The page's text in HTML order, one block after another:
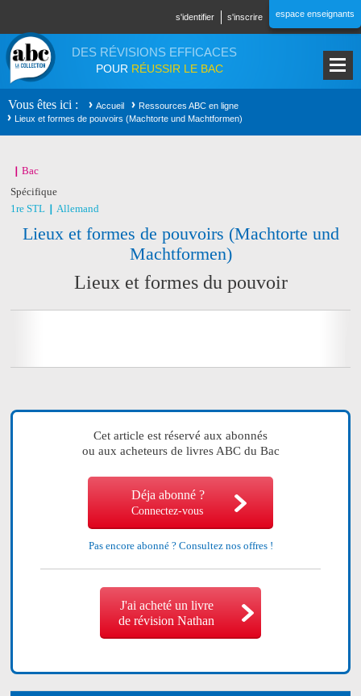
s'identifier s'inscrire espace enseignants
DES RÉVISIONS EFFICACES
POUR RÉUSSIR LE BAC
Vous êtes ici Accueil
Ressources ABC en ligne
Lieux et formes de pouvoirs (Machtorte und Machtformen)
Bac
Spécifique
1re STL
Allemand
Lieux et formes de pouvoirs (Machtorte und
Machtformen)
Lieux et formes du pouvoir
Cet article est réservé aux abonnés
ou aux acheteurs de livres ABC du Bac
Déja abonné ?
Connectez-vous
Pas encore abonné ? Consultez nos offres !
J'ai acheté un livre
de révision Nathan